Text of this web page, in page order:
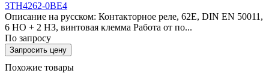
3TH4262-0BE4
Описание на русском: Контакторное реле, 62E, DIN EN 50011,
6 НО + 2 НЗ, винтовая клемма Работа от по...
По запросу
Запросить цену
Похожие товары